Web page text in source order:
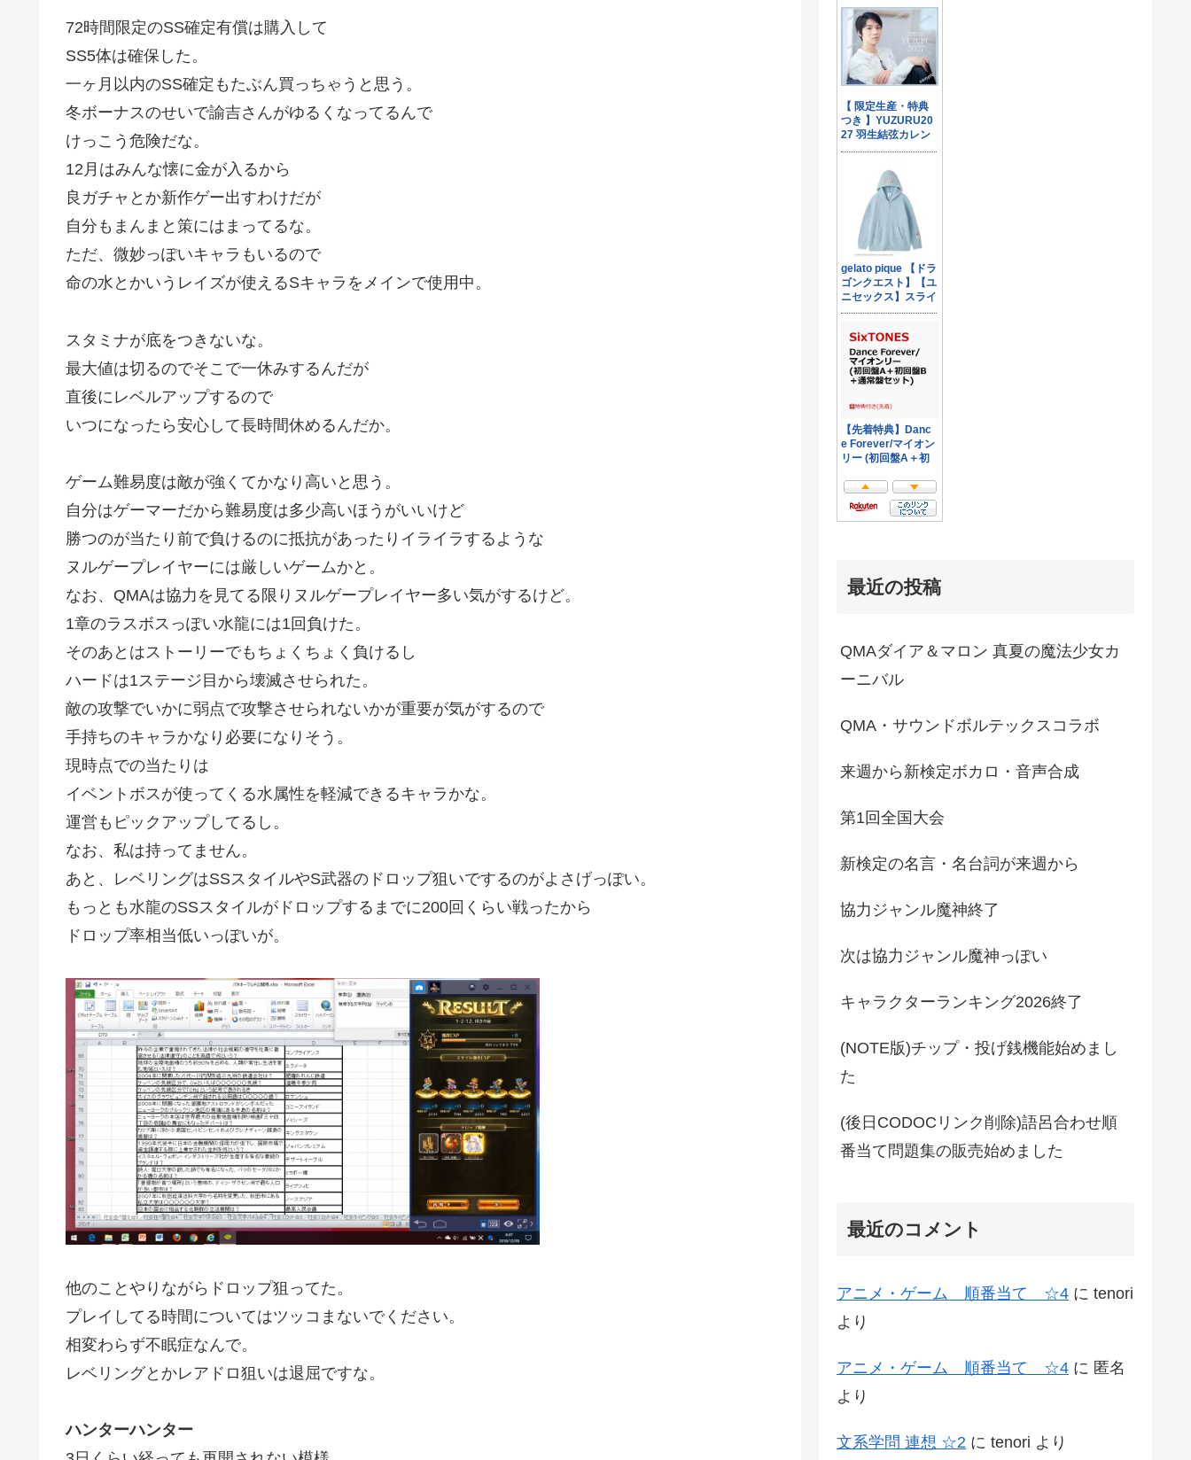
72時間限定のSS確定有償は購入して
SS5体は確保した。
一ヶ月以内のSS確定もたぶん買っちゃうと思う。
冬ボーナスのせいで諭吉さんがゆるくなってるんで
けっこう危険だな。
12月はみんな懐に金が入るから
良ガチャとか新作ゲー出すわけだが
自分もまんまと策にはまってるな。
ただ、微妙っぽいキャラもいるので
命の水とかいうレイズが使えるSキャラをメインで使用中。
スタミナが底をつきないな。
最大値は切るのでそこで一休みするんだが
直後にレベルアップするので
いつになったら安心して長時間休めるんだか。
ゲーム難易度は敵が強くてかなり高いと思う。
自分はゲーマーだから難易度は多少高いほうがいいけど
勝つのが当たり前で負けるのに抵抗があったりイライラするような
ヌルゲープレイヤーには厳しいゲームかと。
なお、QMAは協力を見てる限りヌルゲープレイヤー多い気がするけど。
1章のラスボスっぽい水龍には1回負けた。
そのあとはストーリーでもちょくちょく負けるし
ハードは1ステージ目から壊滅させられた。
敵の攻撃でいかに弱点で攻撃させられないかが重要が気がするので
手持ちのキャラかなり必要になりそう。
現時点での当たりは
イベントボスが使ってくる水属性を軽減できるキャラかな。
運営もピックアップしてるし。
なお、私は持ってません。
あと、レベリングはSSスタイルやS武器のドロップ狙いでするのがよさげっぽい。
もっとも水龍のSSスタイルがドロップするまでに200回くらい戦ったから
ドロップ率相当低いっぽいが。
他のことやりながらドロップ狙ってた。
プレイしてる時間についてはツッコまないでください。
相変わらず不眠症なんで。
レベリングとかレアドロ狙いは退屈ですな。
ハンターハンター
最近の投稿
QMAダイア＆マロン 真夏の魔法少女カ
ーニバル
QMA・サウンドボルテックスコラボ
来週から新検定ボカロ・音声合成
第1回全国大会
新検定の名言・名台詞が来週から
協力ジャンル魔神終了
次は協力ジャンル魔神っぽい
キャラクターランキング2026終了
(NOTE版)チップ・投げ銭機能始めまし
た
(後日CODOCリンク削除)語呂合わせ順
番当て問題集の販売始めました
最近のコメント
アニメ・ゲーム 順番当て ☆4 に tenori
より
アニメ・ゲーム 順番当て ☆4 に 匿名
より
文系学問 連想 ☆2 に tenori より